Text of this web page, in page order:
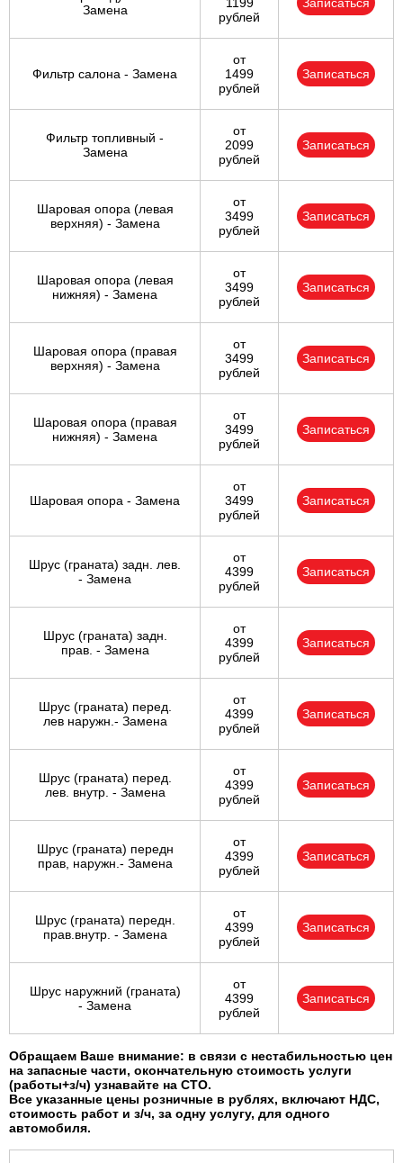
Замена
1199
рублей
Записаться
Фильтр салона - Замена
от
1499
рублей
Записаться
Фильтр топливный -
Замена
от
2099
рублей
Записаться
Шаровая опора (левая
верхняя) - Замена
от
3499
рублей
Записаться
Шаровая опора (левая
нижняя) - Замена
от
3499
рублей
Записаться
Шаровая опора (правая
верхняя) - Замена
от
3499
рублей
Записаться
Шаровая опора (правая
нижняя) - Замена
от
3499
рублей
Записаться
Шаровая опора - Замена
от
3499
рублей
Записаться
Шрус (граната) задн. лев.
- Замена
от
4399
рублей
Записаться
Шрус (граната) задн.
прав. - Замена
от
4399
рублей
Записаться
Шрус (граната) перед.
лев наружн.- Замена
от
4399
рублей
Записаться
Шрус (граната) перед.
лев. внутр. - Замена
от
4399
рублей
Записаться
Шрус (граната) передн
прав, наружн.- Замена
от
4399
рублей
Записаться
Шрус (граната) передн.
прав.внутр. - Замена
от
4399
рублей
Записаться
Шрус наружний (граната)
- Замена
от
4399
рублей
Записаться
Обращаем Ваше внимание: в связи с нестабильностью цен
на запасные части, окончательную стоимость услуги
(работы+з/ч) узнавайте на СТО.
Все указанные цены розничные в рублях, включают НДС,
стоимость работ и з/ч, за одну услугу, для одного
автомобиля.